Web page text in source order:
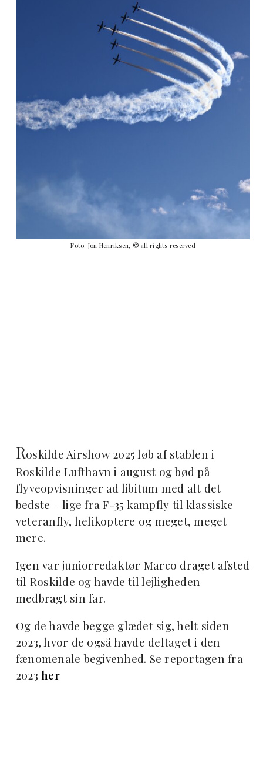
Foto: Jon Henriksen, © all rights reserved
Roskilde Airshow 2025 løb af stablen i
Roskilde Lufthavn i august og bød på
flyveopvisninger ad libitum med alt det
bedste – lige fra F-35 kampfly til klassiske
veteranfly, helikoptere og meget, meget
mere.
Igen var juniorredaktør Marco draget afsted
til Roskilde og havde til lejligheden
medbragt sin far.
Og de havde begge glædet sig, helt siden
2023, hvor de også havde deltaget i den
fænomenale begivenhed. Se reportagen fra
2023her